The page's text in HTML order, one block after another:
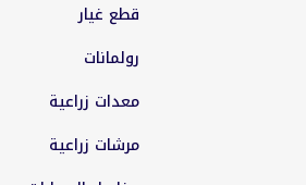
قطع غيار
رولمانات
معدات زراعية
مرشات زراعية